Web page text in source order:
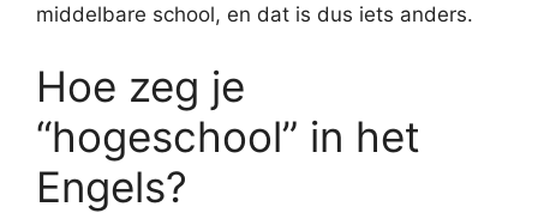
middelbare school, en dat is dus iets anders.
Hoe zeg je
“hogeschool” in het
Engels?